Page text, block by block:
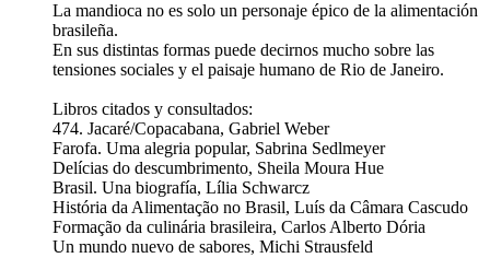
La mandioca no es solo un personaje épico de la alimentación
brasileña.
En sus distintas formas puede decirnos mucho sobre las
tensiones sociales y el paisaje humano de Rio de Janeiro.
Libros citados y consultados:
474. Jacaré/Copacabana, Gabriel Weber
Farofa. Uma alegria popular, Sabrina Sedlmeyer
Delícias do descumbrimento, Sheila Moura Hue
Brasil. Una biografía, Lília Schwarcz
História da Alimentação no Brasil, Luís da Câmara Cascudo
Formação da culinária brasileira, Carlos Alberto Dória
Un mundo nuevo de sabores, Michi Strausfeld